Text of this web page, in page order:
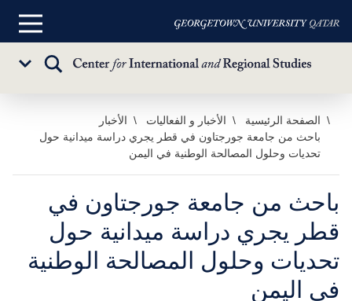
تخطي
المحتوى
الرئيسي
القائمة
تبديل
الصفحة الرئيسية الأخبار و الفعاليات
الأخبار
باحث من جامعة جورجتاون في قطر يجري دراسة ميدانية حول
تحديات وحلول المصالحة الوطنية في اليمن
باحث من جامعة جورجتاون في
قطر يجري دراسة ميدانية حول
تحديات وحلول المصالحة الوطنية
في اليمن